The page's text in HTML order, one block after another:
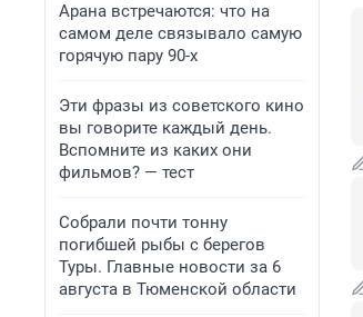
Арана встречаются: что на
самом деле связывало самую
горячую пару 90-х
Эти фразы из советского кино
вы говорите каждый день.
Вспомните из каких они
фильмов? — тест
Собрали почти тонну
погибшей рыбы с берегов
Туры. Главные новости за 6
августа в Тюменской области